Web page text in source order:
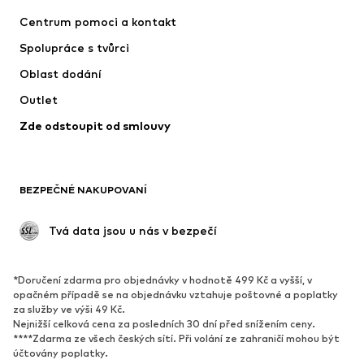
NIKE
Centrum pomoci a kontakt
Spolupráce s tvůrci
Oblast dodání
Outlet
Zde odstoupit od smlouvy
BEZPEČNÉ NAKUPOVANÍ
Tvá data jsou u nás v bezpečí
*Doručení zdarma pro objednávky v hodnotě 499 Kč a vyšší, v
opačném případě se na objednávku vztahuje poštovné a poplatky
za služby ve výši 49 Kč.
Nejnižší celková cena za posledních 30 dní před snížením ceny.
****Zdarma ze všech českých sítí. Při volání ze zahraničí mohou být
účtovány poplatky.